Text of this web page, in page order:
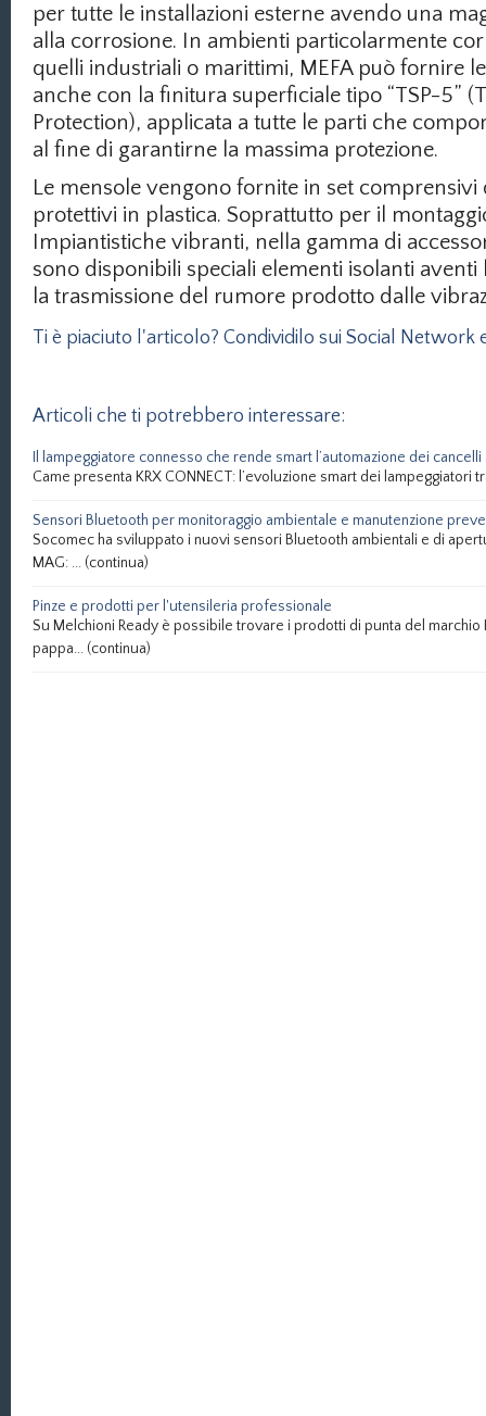
per tutte le installazioni esterne avendo una
alla corrosione. In ambienti particolarmente
quelli industriali o marittimi, MEFA può fornire
anche con la finitura superficiale tipo “TSP-5”
Protection), applicata a tutte le parti che
al fine di garantirne la massima protezione.
Le mensole vengono fornite in set
protettivi in plastica. Soprattutto per il
Impiantistiche vibranti, nella gamma di
sono disponibili speciali elementi isolanti
la trasmissione del rumore prodotto dalle
Ti è piaciuto l'articolo? Condividilo sui Social Network
Articoli che ti potrebbero interessare:
Il lampeggiatore connesso che rende smart l’automazione dei cancelli
Came presenta KRX CONNECT: l’evoluzione smart dei lampeggiatori
Sensori Bluetooth per monitoraggio ambientale e manutenzione
Socomec ha sviluppato i nuovi sensori Bluetooth ambientali e di
MAG: ... (continua)
Pinze e prodotti per l'utensileria professionale
Su Melchioni Ready è possibile trovare i prodotti di punta del marchio
pappa... (continua)